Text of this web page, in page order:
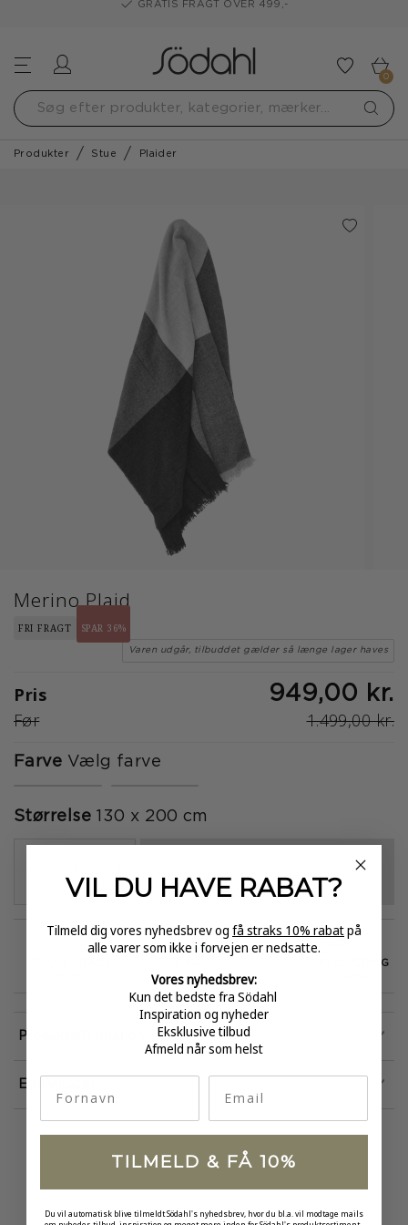
Tilføj
0
Produkter Stue Plaider
Merino Plaid
FRI FRAGT SPAR 36%
Varen udgår, tilbuddet gælder så længe lager haves
Pris 949,00 kr.
Før 1.499,00 kr.
Farve Vælg farve
Størrelse 130 x 200 cm
certificeret
HURTIG LEVERING
Egenskaber
Produktinformation
VIL DU HAVE RABAT?
Tilmeld dig vores nyhedsbrev og få straks 10% rabatpå
alle varer som ikke i forvejen er nedsatte.
Vores nyhedsbrev:
Kun det bedste fra Södahl
Inspiration og nyheder
Eksklusive tilbud
Afmeld når som helst
TILMELD & FÅ 10%
Du vil automatisk blive tilmeldt Södahl's nyhedsbrev, hvor du bl.a. vil modtage mails